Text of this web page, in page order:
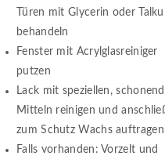
Türen mit Glycerin oder
behandeln
Fenster mit Acrylglasreiniger
putzen
Lack mit speziellen,
Mitteln reinigen und
zum Schutz Wachs auftragen
Falls vorhanden: Vorzelt und